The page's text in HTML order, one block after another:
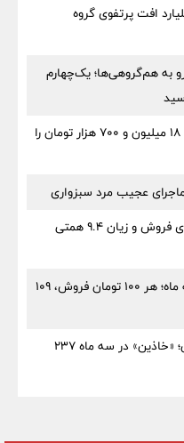
سود معاملاتی، ۲۶۵۱ میلیارد افت پرتفوی گروه
دارو به هم‌گروهی‌ها؛ یک‌چهارم
قیمت طلا امروز ۱۵ مرداد ۱۴۰۵؛ طلا ۱۸ میلیون و ۷۰۰ هزار تومان را
عجیب مرد سبزواری
سایپا زیر تیغ اعداد؛ افت ۲۵ درصدی فروش و زیان ۹.۴ همتی
زیان ۲۲.۵ همتی ایران‌خودرو در سه ماه؛ هر ۱۰۰ تومان فروش، ۱۰۹
سقوط ۶۷ درصدی درآمد سایپا آذین؛ «خاذین» در سه ماه ۲۳۷